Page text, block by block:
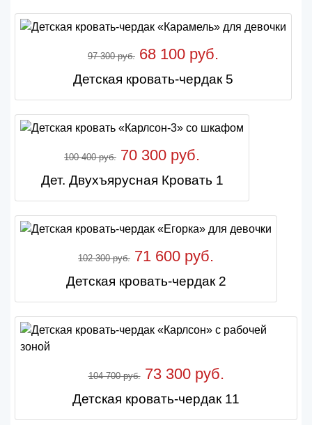
97 300 руб. 68 100 руб.
Детская кровать-чердак 5
100 400 руб. 70 300 руб.
Дет. Двухъярусная Кровать 1
102 300 руб. 71 600 руб.
Детская кровать-чердак 2
104 700 руб.73 300 руб.
Детская кровать-чердак 11